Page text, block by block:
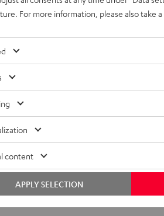
For more information, please also take
content
APPLY SELECTION